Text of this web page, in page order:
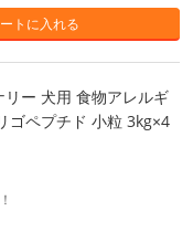
トに入れる
ー 犬用 食物アレルギ
ゴペプチド 小粒 3kg×4